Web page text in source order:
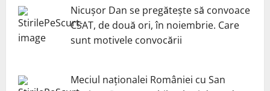
Nicuşor Dan se pregăteşte să convoace
CSAT, de două ori, în noiembrie. Care
sunt motivele convocării
Meciul naționalei României cu San